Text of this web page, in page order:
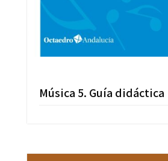
Música 5. Guía didáctica